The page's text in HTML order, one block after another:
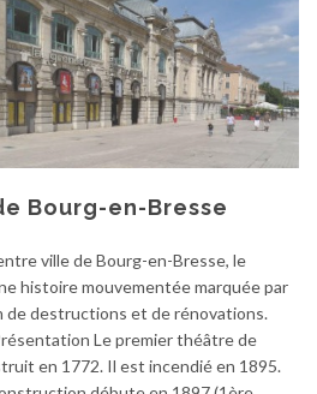
Bourg-en-Bresse
ville de Bourg-en-Bresse, le
histoire mouvementée marquée par
de destructions et de rénovations.
Le premier théâtre de
en 1772. Il est incendié en 1895.